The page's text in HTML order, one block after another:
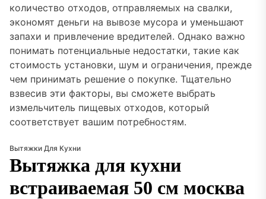
количество отходов, отправляемых на свалки,
экономят деньги на вывозе мусора и уменьшают
запахи и привлечение вредителей. Однако важно
понимать потенциальные недостатки, такие как
стоимость установки, шум и ограничения, прежде
чем принимать решение о покупке. Тщательно
взвесив эти факторы, вы сможете выбрать
измельчитель пищевых отходов, который
соответствует вашим потребностям.
Вытяжки Для Кухни
Вытяжка для кухни
встраиваемая 50 см москва